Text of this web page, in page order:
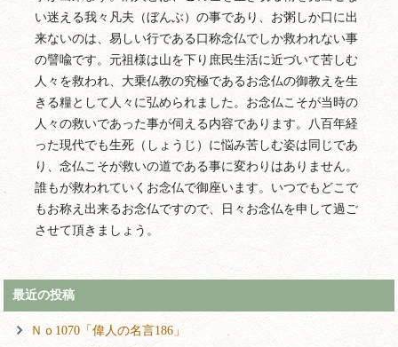
い迷える我々凡夫（ぼんぶ）の事であり、お粥しか口に出
来ないのは、易しい行である口称念仏でしか救われない事
の譬喩です。元祖様は山を下り庶民生活に近づいて苦しむ
人々を救われ、大乗仏教の究極であるお念仏の御教えを生
きる糧として人々に弘められました。お念仏こそが当時の
人々の救いであった事が伺える内容であります。八百年経
った現代でも生死（しょうじ）に悩み苦しむ姿は同じであ
り、念仏こそが救いの道である事に変わりはありません。
誰もが救われていくお念仏で御座います。いつでもどこで
もお称え出来るお念仏ですので、日々お念仏を申して過ご
させて頂きましょう。
最近の投稿
Ｎｏ1070「偉人の名言186」